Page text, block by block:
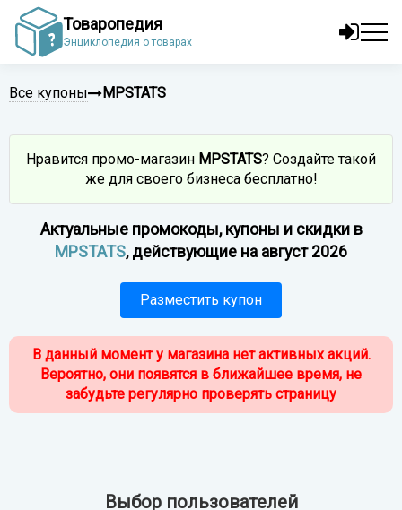
Товаропедия
Энциклопедия о товарах
Все купоны MPSTATS
Актуальные промокоды, купоны и скидки в
MPSTATS, действующие на август 2026
Разместить купон
В данный момент у магазина нет активных акций.
Вероятно, они появятся в ближайшее время, не
забудьте регулярно проверять страницу
Нравится промо-магазин MPSTATS? Создайте такой
же для своего бизнеса бесплатно!
Выбор пользователей